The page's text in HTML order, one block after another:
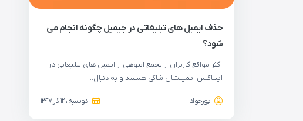
حذف ایمیل های تبلیغاتی در جیمیل چگونه انجام می
شود؟
اکثر مواقع کاربران از تجمع انبوهی از ایمیل های تبلیغاتی در
اینباکس ایمیلشان شاکی هستند و به دنبال…
پورجواد دوشنبه ، 12 آذر 1397